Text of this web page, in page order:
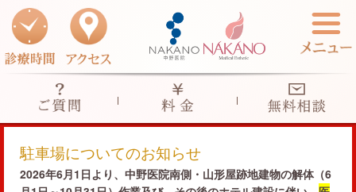
当院のご案内
診療のご案内一覧
駐車場についてのお知らせ
2026年6月1日より、中野医院南側・山形屋跡地建物の解体（6